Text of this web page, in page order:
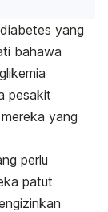
yang
bahawa
pesakit
yang
perlu
patut